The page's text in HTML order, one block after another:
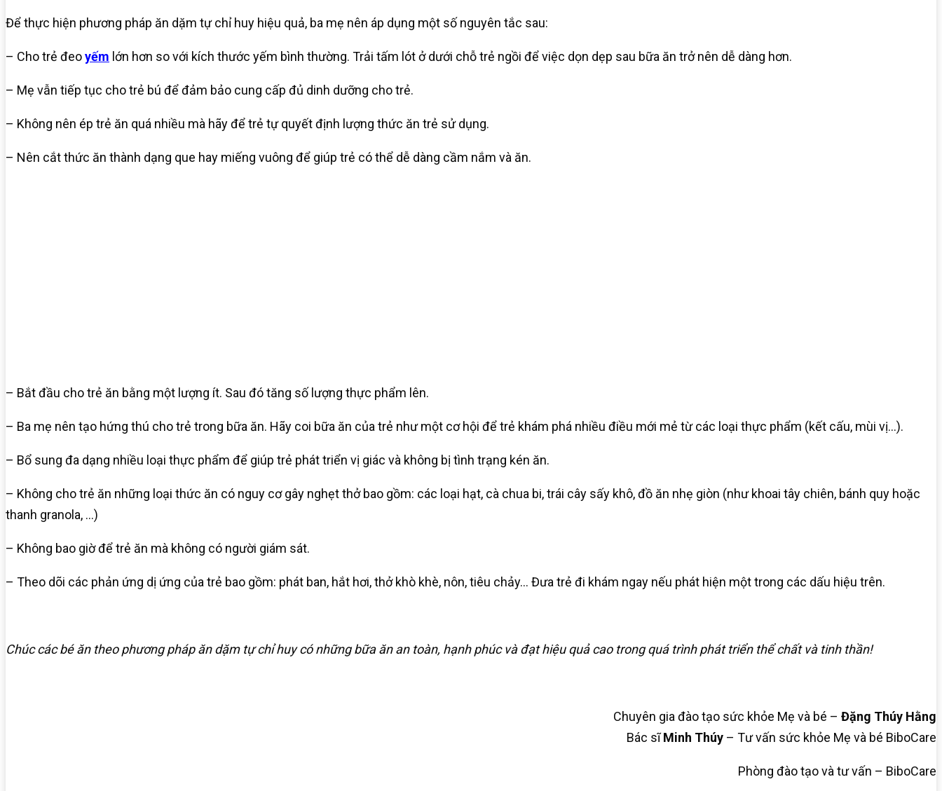
Để thực hiện phương pháp ăn dặm tự chỉ huy hiệu quả, ba mẹ nên áp dụng một số nguyên tắc sau:
– Cho trẻ đeoyếm lớn hơn so với kích thước yếm bình thường. Trải tấm lót ở dưới chỗ trẻ ngồi để việc dọn dẹp sau bữa ăn trở nên dễ dàng hơn.
– Mẹ vẫn tiếp tục cho trẻ bú để đảm bảo cung cấp đủ dinh dưỡng cho trẻ.
– Không nên ép trẻ ăn quá nhiều mà hãy để trẻ tự quyết định lượng thức ăn trẻ sử dụng.
– Nên cắt thức ăn thành dạng que hay miếng vuông để giúp trẻ có thể dễ dàng cầm nắm và ăn.
– Bắt đầu cho trẻ ăn bằng một lượng ít. Sau đó tăng số lượng thực phẩm lên.
– Ba mẹ nên tạo hứng thú cho trẻ trong bữa ăn. Hãy coi bữa ăn của trẻ như một cơ hội để trẻ khám phá nhiều điều mới mẻ từ các loại thực phẩm (kết cấu, mùi vị…).
– Bổ sung đa dạng nhiều loại thực phẩm để giúp trẻ phát triển vị giác và không bị tình trạng kén ăn.
– Không cho trẻ ăn những loại thức ăn có nguy cơ gây nghẹt thở bao gồm: các loại hạt, cà chua bi, trái cây sấy khô, đồ ăn nhẹ giòn (như khoai tây chiên, bánh quy hoặc
thanh granola, …)
– Không bao giờ để trẻ ăn mà không có người giám sát.
– Theo dõi các phản ứng dị ứng của trẻ bao gồm: phát ban, hắt hơi, thở khò khè, nôn, tiêu chảy… Đưa trẻ đi khám ngay nếu phát hiện một trong các dấu hiệu trên.
Chúc các bé ăn theo phương pháp ăn dặm tự chỉ huy có những bữa ăn an toàn, hạnh phúc và đạt hiệu quả cao trong quá trình phát triển thể chất và tinh thần!
Chuyên gia đào tạo sức khỏe Mẹ và bé – Đặng Thúy Hằng
Bác sĩMinh Thúy – Tư vấn sức khỏe Mẹ và bé BiboCare
Phòng đào tạo và tư vấn – BiboCare